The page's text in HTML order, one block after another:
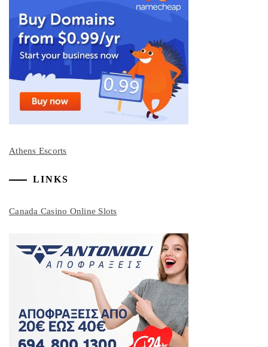
Athens Escorts
LINKS
Canada Casino Online Slots